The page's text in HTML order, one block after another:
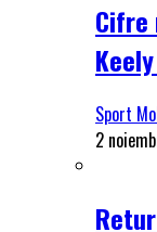
Cifre
Sport
2